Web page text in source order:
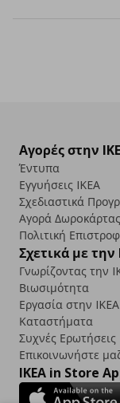
Αγορές στην
Έντυπα
Εγγυήσεις IKEA
Σχεδιαστικά
Αγορά
Πολιτική
Σχετικά με την
Γνωρίζοντας την
Βιωσιμότητα
Εργασία στην IKEA
Καταστήματα
Συχνές Ερωτήσεις
Επικοινωνήστε
IKEA in Store